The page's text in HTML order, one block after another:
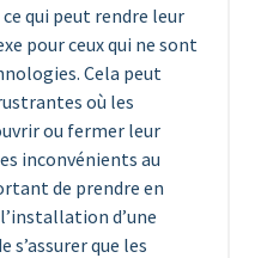
qui peut rendre leur
pour ceux qui ne sont
Cela peut
où les
ou fermer leur
inconvénients au
de prendre en
d’une
s’assurer que les